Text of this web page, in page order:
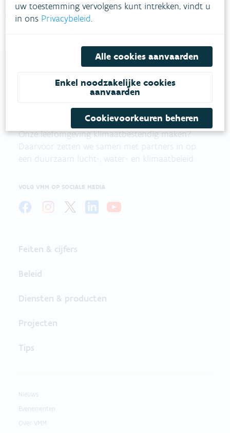
Bel gratis 1700
MILIEUMAATSCHAPPIJ
Onze leefomgeving klimaatbestendig maken?
Daarvoor zetten we samen met partners in op
een duurzaam lucht-, water- en klimaatbeleid.
VOLG VMM OP SOCIALE MEDIA
Feiten & cijfers
Beleid
Diensten & producten
Projecten
Tips
Nieuws
Evenementen
Over VMM
uw toestemming vervolgens kunt intrekken, vindt u
in ons Privacybeleid.
Alle cookies aanvaarden
Enkel noodzakelijke cookies
aanvaarden
Cookievoorkeuren beheren